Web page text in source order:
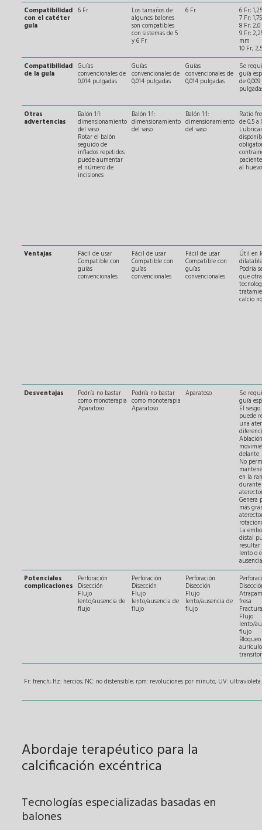
Compatibilidad
con el catéter
guía
6 Fr Los tamaños de
algunos balones
son compatibles
con sistemas de 5
y 6 Fr
6 Fr 6 Fr;
7 Fr;
8 Fr;
9 Fr;
mm
10 Fr;
Compatibilidad
de la guía
Guías
convencionales de
0,014 pulgadas
Guías
convencionales de
0,014 pulgadas
Guías
convencionales de
0,014 pulgadas
Se
guía
de
Otras
advertencias
Balón 1:1:
dimensionamiento
del vaso
Rotar el balón
seguido de
inflados repetidos
puede aumentar
el número de
incisiones
Balón 1:1:
dimensionamiento
del vaso
Balón 1:1:
dimensionamiento
del vaso
Ratio
de 0,5 a
al
Ventajas Fácil de usar
Compatible con
guías
convencionales
Fácil de usar
Compatible con
guías
convencionales
Fácil de usar
Compatible con
guías
convencionales
Útil en
Podría
que
calcio
Desventajas Podría no bastar
como monoterapia
Aparatoso
Podría no bastar
como monoterapia
Aparatoso
Aparatoso Se
guía
El
puede
una
delante
No
en la
Genera
más
La
distal
lento o
Potenciales
complicaciones
Perforación
Disección
Flujo
lento/ausencia de
flujo
Perforación
Disección
Flujo
lento/ausencia de
flujo
Perforación
Disección
Flujo
lento/ausencia de
flujo
fresa
Flujo
lento/
flujo
Bloqueo
Fr: french; Hz: hercios; NC: no distensible; rpm: revoluciones por minuto; UV: ultravioleta.
Abordaje terapéutico para la
calcificación excéntrica
Tecnologías especializadas basadas en
balones